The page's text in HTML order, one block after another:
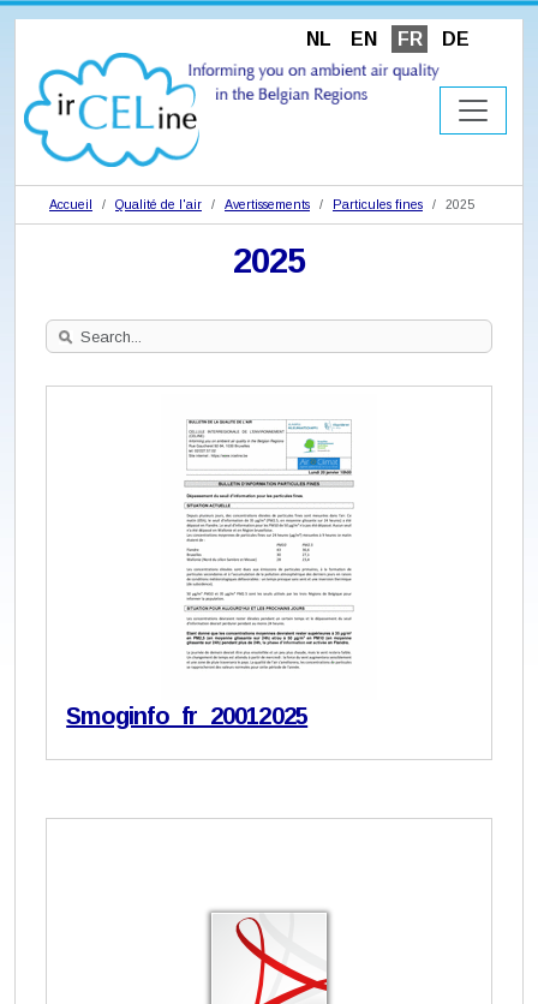
NL EN FR DE
Accueil Qualité de l'air Avertissements Particules fines 2025
2025
Search
Site
Smoginfo_fr_20012025